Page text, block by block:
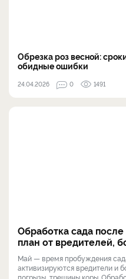
Обрезка роз весной:
обидные ошибки
24.04.2026 0 1491
Обработка сада
план от вредителей,
Май — время пробуждения
активизируются вредители и
погрызы, трещины коры.